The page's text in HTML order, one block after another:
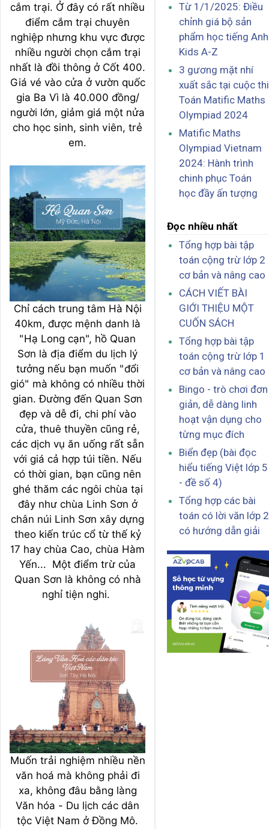
cắm trại. Ở đây có rất nhiều
điểm cắm trại chuyên
nghiệp nhưng khu vực được
nhiều người chọn cắm trại
nhất là đồi thông ở Cốt 400.
Giá vé vào cửa ở vườn quốc
gia Ba Vì là 40.000 đồng/
người lớn, giảm giá một nửa
cho học sinh, sinh viên, trẻ
em.
Chỉ cách trung tâm Hà Nội
40km, được mệnh danh là
"Hạ Long cạn", hồ Quan
Sơn là địa điểm du lịch lý
tưởng nếu bạn muốn "đổi
gió" mà không có nhiều thời
gian. Đường đến Quan Sơn
đẹp và dễ đi, chi phí vào
cửa, thuê thuyền cũng rẻ,
các dịch vụ ăn uống rất sẵn
với giá cả hợp túi tiền. Nếu
có thời gian, bạn cũng nên
ghé thăm các ngôi chùa tại
đây như chùa Linh Sơn ở
chân núi Linh Sơn xây dựng
theo kiến trúc cổ từ thế kỷ
17 hay chùa Cao, chùa Hàm
Yến... Một điểm trừ của
Quan Sơn là không có nhà
nghỉ tiện nghi.
Muốn trải nghiệm nhiều nền
văn hoá mà không phải đi
xa, không đâu bằng làng
Văn hóa - Du lịch các dân
tộc Việt Nam ở Đồng Mô.
Từ 1/1/2025: Điều
chỉnh giá bộ sản
phẩm học tiếng Anh
Kids A-Z
3 gương mặt nhí
xuất sắc tại cuộc thi
Toán Matific Maths
Olympiad 2024
Matific Maths
Olympiad Vietnam
2024: Hành trình
chinh phục Toán
học đầy ấn tượng
Đọc nhiều nhất
Tổng hợp bài tập
toán cộng trừ lớp 2
cơ bản và nâng cao
CÁCH VIẾT BÀI
GIỚI THIỆU MỘT
CUỐN SÁCH
Tổng hợp bài tập
toán cộng trừ lớp 1
cơ bản và nâng cao
Bingo - trò chơi đơn
giản, dễ dàng linh
hoạt vận dụng cho
từng mục đích
Biển đẹp (bài đọc
hiểu tiếng Việt lớp 5
- đề số 4)
Tổng hợp các bài
toán có lời văn lớp 2
có hướng dẫn giải